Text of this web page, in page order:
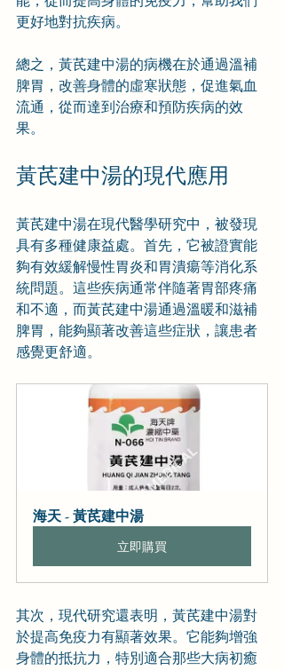
更好地對抗疾病。
總之，黃芪建中湯的病機在於通過溫補
脾胃，改善身體的虛寒狀態，促進氣血
流通，從而達到治療和預防疾病的效
果。
黃芪建中湯的現代應用
黃芪建中湯在現代醫學研究中，被發現
具有多種健康益處。首先，它被證實能
夠有效緩解慢性胃炎和胃潰瘍等消化系
統問題。這些疾病通常伴隨著胃部疼痛
和不適，而黃芪建中湯通過溫暖和滋補
脾胃，能夠顯著改善這些症狀，讓患者
感覺更舒適。
海天 - 黃芪建中湯
立即購買
其次，現代研究還表明，黃芪建中湯對
於提高免疫力有顯著效果。它能夠增強
身體的抵抗力，特別適合那些大病初癒